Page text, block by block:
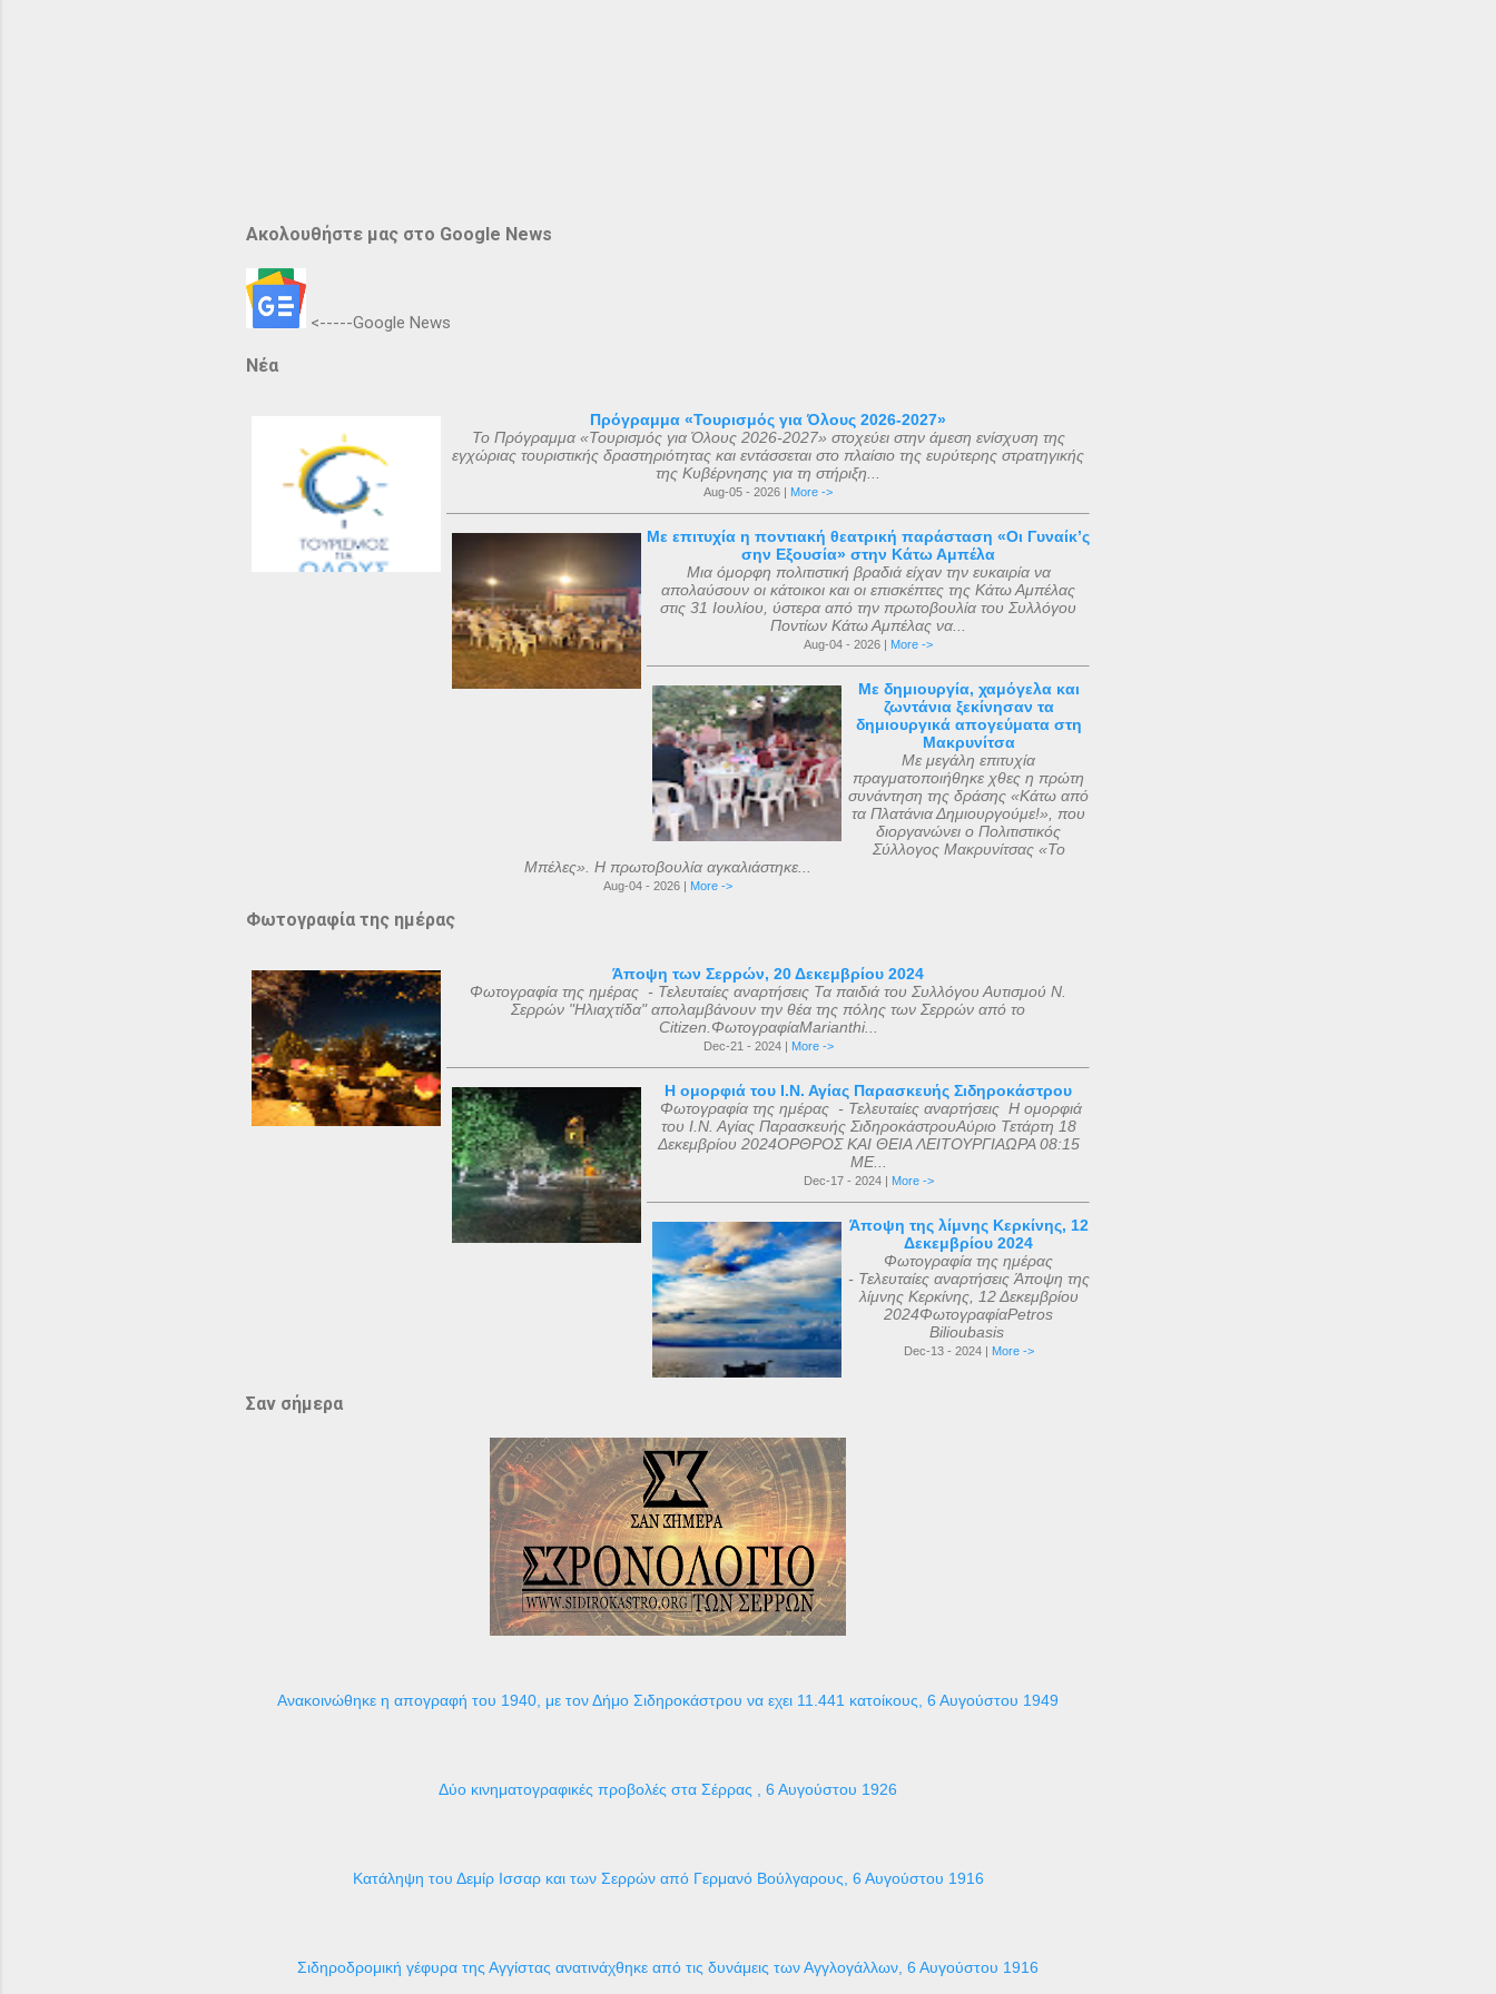
Ακολουθήστε μας στο Google News
<-----Google News
Νέα
Πρόγραμμα «Τουρισμός για Όλους 2026-2027»
Το Πρόγραμμα «Τουρισμός για Όλους 2026-2027» στοχεύει στην άμεση ενίσχυση της
εγχώριας τουριστικής δραστηριότητας και εντάσσεται στο πλαίσιο της ευρύτερης στρατηγικής
της Κυβέρνησης για τη στήριξη...
Aug-05 - 2026 | More ->
Με επιτυχία η ποντιακή θεατρική παράσταση «Οι Γυναίκ’ς
σην Εξουσία» στην Κάτω Αμπέλα
Μια όμορφη πολιτιστική βραδιά είχαν την ευκαιρία να
απολαύσουν οι κάτοικοι και οι επισκέπτες της Κάτω Αμπέλας
στις 31 Ιουλίου, ύστερα από την πρωτοβουλία του Συλλόγου
Ποντίων Κάτω Αμπέλας να...
Aug-04 - 2026 | More ->
Με δημιουργία, χαμόγελα και
ζωντάνια ξεκίνησαν τα
δημιουργικά απογεύματα στη
Μακρυνίτσα
Με μεγάλη επιτυχία
πραγματοποιήθηκε χθες η πρώτη
συνάντηση της δράσης «Κάτω από
τα Πλατάνια Δημιουργούμε!», που
διοργανώνει ο Πολιτιστικός
Σύλλογος Μακρυνίτσας «Το
Μπέλες». Η πρωτοβουλία αγκαλιάστηκε...
Aug-04 - 2026 | More ->
Φωτογραφία της ημέρας
Άποψη των Σερρών, 20 Δεκεμβρίου 2024
Φωτογραφία της ημέρας - Τελευταίες αναρτήσεις Τα παιδιά του Συλλόγου Αυτισμού Ν.
Σερρών "Ηλιαχτίδα" απολαμβάνουν την θέα της πόλης των Σερρών από το
Citizen.ΦωτογραφίαMarianthi...
Dec-21 - 2024 | More ->
Η ομορφιά του Ι.Ν. Αγίας Παρασκευής Σιδηροκάστρου
Φωτογραφία της ημέρας - Τελευταίες αναρτήσεις Η ομορφιά
του Ι.Ν. Αγίας Παρασκευής ΣιδηροκάστρουΑύριο Τετάρτη 18
Δεκεμβρίου 2024ΟΡΘΡΟΣ ΚΑΙ ΘΕΙΑ ΛΕΙΤΟΥΡΓΙΑΩΡΑ 08:15
ΜΕ...
Dec-17 - 2024 | More ->
Άποψη της λίμνης Κερκίνης, 12
Δεκεμβρίου 2024
Φωτογραφία της ημέρας
- Τελευταίες αναρτήσεις Άποψη της
λίμνης Κερκίνης, 12 Δεκεμβρίου
2024ΦωτογραφίαPetros
Bilioubasis
Dec-13 - 2024 | More ->
Σαν σήμερα
Ανακοινώθηκε η απογραφή του 1940, με τον Δήμο Σιδηροκάστρου να εχει 11.441 κατοίκους, 6 Αυγούστου 1949
Δύο κινηματογραφικές προβολές στα Σέρρας , 6 Αυγούστου 1926
Κατάληψη του Δεμίρ Ισσαρ και των Σερρών από Γερμανό Βούλγαρους, 6 Αυγούστου 1916
Σιδηροδρομική γέφυρα της Αγγίστας ανατινάχθηκε από τις δυνάμεις των Αγγλογάλλων, 6 Αυγούστου 1916